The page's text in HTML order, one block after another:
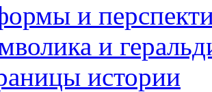
и
и
истории